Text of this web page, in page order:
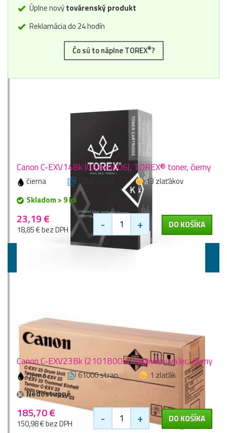
Úplne novýtovárenský produkt
Reklamácia do 24 hodín
Čo sú to náplne TOREX®?
Canon C-EXV14Bk (0384B006), TOREX® toner, čierny
čierna 8300 stran
13 zlaťákov
Skladom > 9 ks
23,19 €
18,85 € bez DPH - + DO KOŠÍKA
Canon C-EXV23Bk (2101B002), originálny valec, čierny
čierna 61000 stran
1 zlaťák
Nedostupné
185,70 €
150,98 € bez DPH - + DO KOŠÍKA